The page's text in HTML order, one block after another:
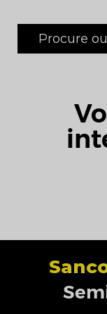
Procure